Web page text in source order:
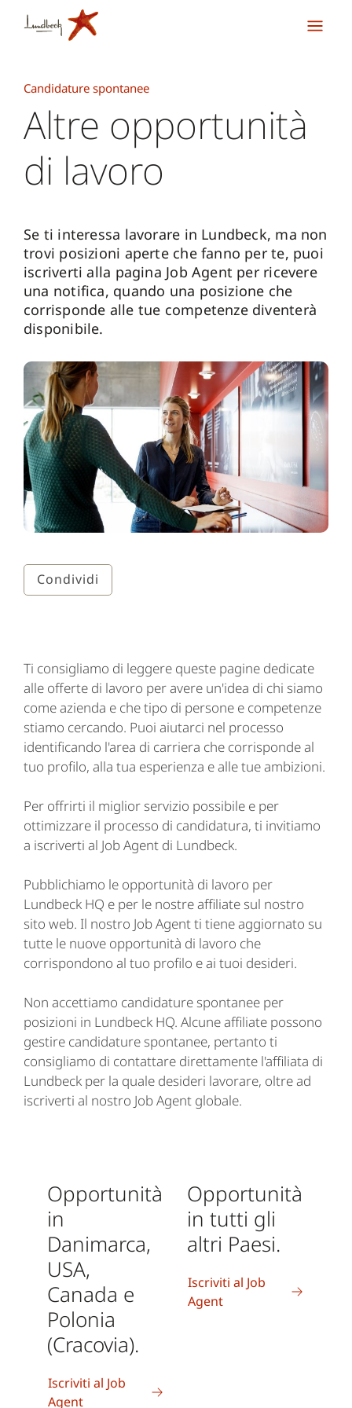
Condividi
Candidature spontanee
Altre opportunità
di lavoro
Se ti interessa lavorare in Lundbeck, ma non
trovi posizioni aperte che fanno per te, puoi
iscriverti alla pagina Job Agent per ricevere
una notifica, quando una posizione che
corrisponde alle tue competenze diventerà
disponibile.
Ti consigliamo di leggere queste pagine dedicate
alle offerte di lavoro per avere un'idea di chi siamo
come azienda e che tipo di persone e competenze
stiamo cercando. Puoi aiutarci nel processo
identificando l'area di carriera che corrisponde al
tuo profilo, alla tua esperienza e alle tue ambizioni.
Per offrirti il miglior servizio possibile e per
ottimizzare il processo di candidatura, ti invitiamo
a iscriverti al Job Agent di Lundbeck.
Pubblichiamo le opportunità di lavoro per
Lundbeck HQ e per le nostre affiliate sul nostro
sito web. Il nostro Job Agent ti tiene aggiornato su
tutte le nuove opportunità di lavoro che
corrispondono al tuo profilo e ai tuoi desideri.
Non accettiamo candidature spontanee per
posizioni in Lundbeck HQ. Alcune affiliate possono
gestire candidature spontanee, pertanto ti
consigliamo di contattare direttamente l'affiliata di
Lundbeck per la quale desideri lavorare, oltre ad
iscriverti al nostro Job Agent globale.
Opportunità
in
Danimarca,
USA,
Canada e
Polonia
(Cracovia).
Iscriviti al Job
Agent
Opportunità
in tutti gli
altri Paesi.
Iscriviti al Job
Agent